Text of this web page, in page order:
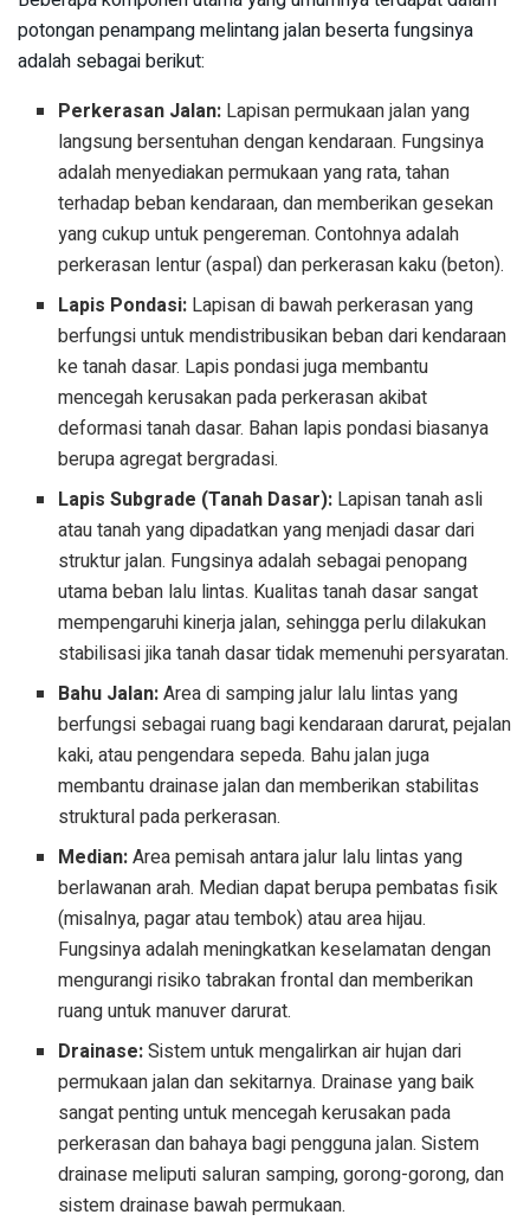
potongan penampang melintang jalan beserta fungsinya
adalah sebagai berikut:
Perkerasan Jalan: Lapisan permukaan jalan yang
langsung bersentuhan dengan kendaraan. Fungsinya
adalah menyediakan permukaan yang rata, tahan
terhadap beban kendaraan, dan memberikan gesekan
yang cukup untuk pengereman. Contohnya adalah
perkerasan lentur (aspal) dan perkerasan kaku (beton).
Lapis Pondasi: Lapisan di bawah perkerasan yang
berfungsi untuk mendistribusikan beban dari kendaraan
ke tanah dasar. Lapis pondasi juga membantu
mencegah kerusakan pada perkerasan akibat
deformasi tanah dasar. Bahan lapis pondasi biasanya
berupa agregat bergradasi.
Lapis Subgrade (Tanah Dasar): Lapisan tanah asli
atau tanah yang dipadatkan yang menjadi dasar dari
struktur jalan. Fungsinya adalah sebagai penopang
utama beban lalu lintas. Kualitas tanah dasar sangat
mempengaruhi kinerja jalan, sehingga perlu dilakukan
stabilisasi jika tanah dasar tidak memenuhi persyaratan.
Bahu Jalan:Area di samping jalur lalu lintas yang
berfungsi sebagai ruang bagi kendaraan darurat, pejalan
kaki, atau pengendara sepeda. Bahu jalan juga
membantu drainase jalan dan memberikan stabilitas
struktural pada perkerasan.
Median:Area pemisah antara jalur lalu lintas yang
berlawanan arah. Median dapat berupa pembatas fisik
(misalnya, pagar atau tembok) atau area hijau.
Fungsinya adalah meningkatkan keselamatan dengan
mengurangi risiko tabrakan frontal dan memberikan
ruang untuk manuver darurat.
Drainase:Sistem untuk mengalirkan air hujan dari
permukaan jalan dan sekitarnya. Drainase yang baik
sangat penting untuk mencegah kerusakan pada
perkerasan dan bahaya bagi pengguna jalan. Sistem
drainase meliputi saluran samping, gorong-gorong, dan
sistem drainase bawah permukaan.